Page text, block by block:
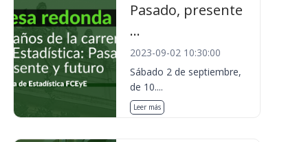
Pasado, presente
...
2023-09-02 10:30:00
Sábado 2 de septiembre,
de 10....
Leer más